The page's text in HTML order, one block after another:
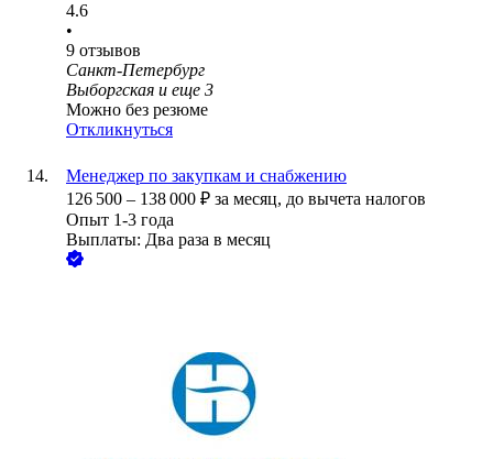
4.6
•
9 отзывов
Санкт-Петербург
Выборгская и еще 3
Можно без резюме
Откликнуться
Менеджер по закупкам и снабжению
126 500 – 138 000 ₽ за месяц, до вычета налогов
Опыт 1-3 года
Выплаты: Два раза в месяц